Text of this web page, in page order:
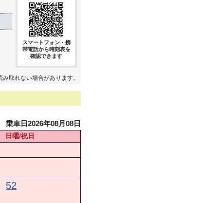
スマートフォン・携
帯電話から時刻表を
確認できます
取れない場合があります。
乗車日2026年08月08日
日曜/祝日
52